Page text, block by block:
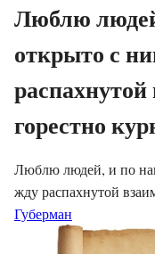
Люблю
открыто с
горестно
Люблю людей, и по
жду распахнутой
Губерман